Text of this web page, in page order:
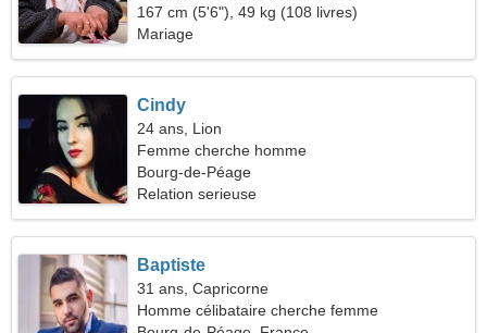
167 cm (5'6"), 49 kg (108 livres)
Mariage
Cindy
24 ans, Lion
Femme cherche homme
Bourg-de-Péage
Relation serieuse
Baptiste
31 ans, Capricorne
Homme célibataire cherche femme